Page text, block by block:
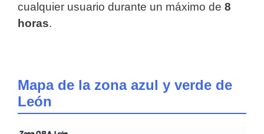
cualquier usuario durante un máximo de 8
horas.
Mapa de la zona azul y verde de
León